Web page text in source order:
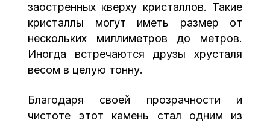
заостренных кверху кристаллов. Такие
кристаллы могут иметь размер от
нескольких миллиметров до метров.
Иногда встречаются друзы хрусталя
весом в целую тонну.
Благодаря своей прозрачности и
чистоте этот камень стал одним из